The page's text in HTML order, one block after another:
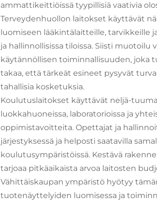
ammattikeittiöissä tyypillisiä vaativia
Terveydenhuollon laitokset käyttävät
luomiseen lääkintälaitteille, tarvikkeille
ja hallinnollisissa tiloissa. Siisti
käytännöllisen toiminnallisuuden, joka
takaa, että tärkeät esineet pysyvät
tahallisia kosketuksia.
Koulutuslaitokset käyttävät neljä-
luokkahuoneissa, laboratorioissa ja
oppimistavoitteita. Opettajat ja
järjestyksessä ja helposti saatavilla
koulutusympäristöissä. Kestävä
tarjoaa pitkäaikaista arvoa laitosten
Vähittäiskaupan ympäristö hyötyy
tuotenäyttelyiden luomisessa ja